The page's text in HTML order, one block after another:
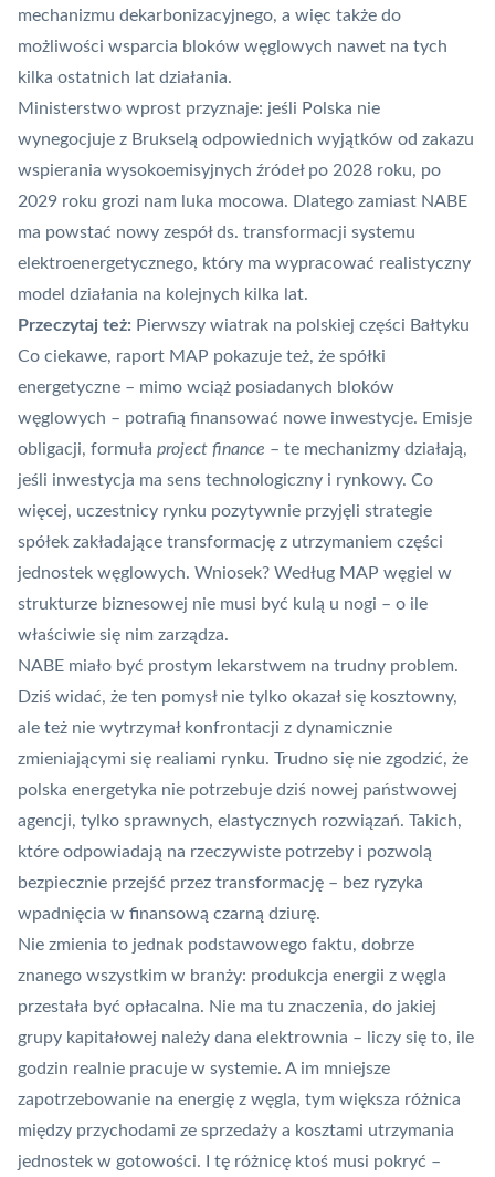
mechanizmu dekarbonizacyjnego, a więc także do
możliwości wsparcia bloków węglowych nawet na tych
kilka ostatnich lat działania.
Ministerstwo wprost przyznaje: jeśli Polska nie
wynegocjuje z Brukselą odpowiednich wyjątków od zakazu
wspierania wysokoemisyjnych źródeł po 2028 roku, po
2029 roku grozi nam luka mocowa. Dlatego zamiast NABE
ma powstać nowy zespół ds. transformacji systemu
elektroenergetycznego, który ma wypracować realistyczny
model działania na kolejnych kilka lat.
Przeczytaj też: Pierwszy wiatrak na polskiej części Bałtyku
Co ciekawe, raport MAP pokazuje też, że spółki
energetyczne – mimo wciąż posiadanych bloków
węglowych – potrafią finansować nowe inwestycje. Emisje
obligacji, formuła project finance – te mechanizmy działają,
jeśli inwestycja ma sens technologiczny i rynkowy. Co
więcej, uczestnicy rynku pozytywnie przyjęli strategie
spółek zakładające transformację z utrzymaniem części
jednostek węglowych. Wniosek? Według MAP węgiel w
strukturze biznesowej nie musi być kulą u nogi – o ile
właściwie się nim zarządza.
NABE miało być prostym lekarstwem na trudny problem.
Dziś widać, że ten pomysł nie tylko okazał się kosztowny,
ale też nie wytrzymał konfrontacji z dynamicznie
zmieniającymi się realiami rynku. Trudno się nie zgodzić, że
polska energetyka nie potrzebuje dziś nowej państwowej
agencji, tylko sprawnych, elastycznych rozwiązań. Takich,
które odpowiadają na rzeczywiste potrzeby i pozwolą
bezpiecznie przejść przez transformację – bez ryzyka
wpadnięcia w finansową czarną dziurę.
Nie zmienia to jednak podstawowego faktu, dobrze
znanego wszystkim w branży: produkcja energii z węgla
przestała być opłacalna. Nie ma tu znaczenia, do jakiej
grupy kapitałowej należy dana elektrownia – liczy się to, ile
godzin realnie pracuje w systemie. A im mniejsze
zapotrzebowanie na energię z węgla, tym większa różnica
między przychodami ze sprzedaży a kosztami utrzymania
jednostek w gotowości. I tę różnicę ktoś musi pokryć –